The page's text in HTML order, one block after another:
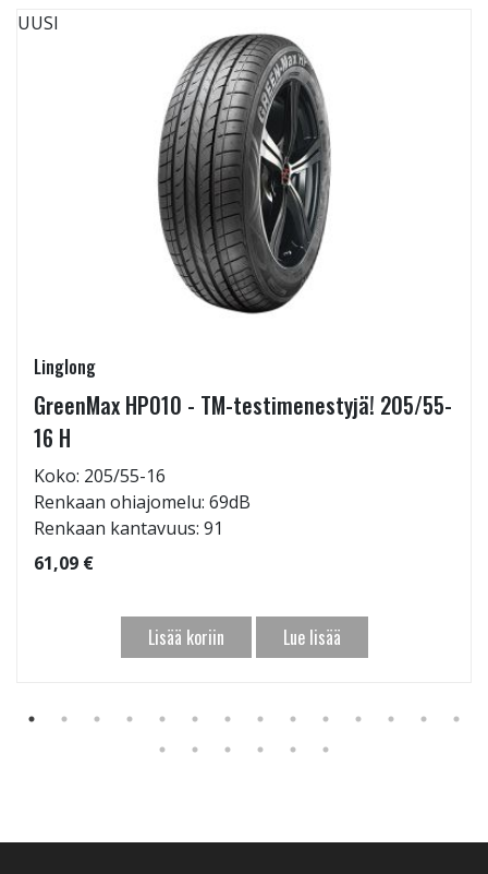
UUSI
Linglong
GreenMax HP010 - TM-testimenestyjä! 205/55-
16 H
Koko: 205/55-16
Renkaan ohiajomelu: 69dB
Renkaan kantavuus: 91
61,09 €
Lisää koriin Lue lisää